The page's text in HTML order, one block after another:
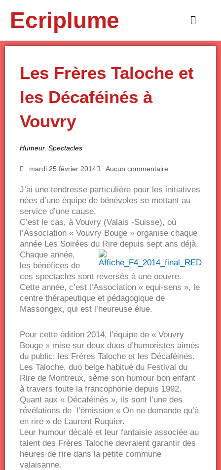
contenuEcriplume
Main
Les Frères Taloche et
les Décaféinés à
Vouvry
Humeur, Spectacles
mardi 25 février 2014 Aucun commentaire
J’ai une tendresse particulière pour les initiatives
nées d’une équipe de bénévoles se mettant au
service d’une cause.
C’est le cas, à Vouvry (Valais -Suisse), où
l’Association « Vouvry Bouge » organise chaque
année Les Soirées du Rire depuis sept ans déjà.
Chaque année,
les bénéfices de
ces spectacles sont reversés à une oeuvre.
Cette année, c’est l’Association « equi-sens », le
centre thérapeutique et pédagogique de
Massongex, qui est l’heureuse élue.
Pour cette édition 2014, l’équipe de « Vouvry
Bouge » mise sur deux duos d’humoristes aimés
du public: les Frères Taloche et les Décaféinés.
Les Taloche, duo belge habitué du Festival du
Rire de Montreux, sème son humour bon enfant
à travers toute la francophonie depuis 1992.
Quant aux « Décaféinés », ils sont l’une des
révélations de l’émission « On ne demande qu’à
en rire » de Laurent Ruquier.
Leur humour décalé et leur fantaisie associée au
talent des Frères Taloche devraient garantir des
heures de rire dans la petite commune
valaisanne.